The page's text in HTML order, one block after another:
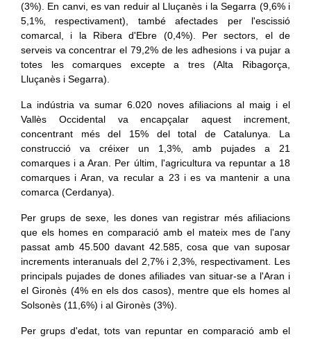
(3%). En canvi, es van reduir al Lluçanès i la Segarra (9,6% i
5,1%, respectivament), també afectades per l'escissió
comarcal, i la Ribera d'Ebre (0,4%). Per sectors, el de
serveis va concentrar el 79,2% de les adhesions i va pujar a
totes les comarques excepte a tres (Alta Ribagorça,
Lluçanès i Segarra).
La indústria va sumar 6.020 noves afiliacions al maig i el
Vallès Occidental va encapçalar aquest increment,
concentrant més del 15% del total de Catalunya. La
construcció va créixer un 1,3%, amb pujades a 21
comarques i a Aran. Per últim, l'agricultura va repuntar a 18
comarques i Aran, va recular a 23 i es va mantenir a una
comarca (Cerdanya).
Per grups de sexe, les dones van registrar més afiliacions
que els homes en comparació amb el mateix mes de l'any
passat amb 45.500 davant 42.585, cosa que van suposar
increments interanuals del 2,7% i 2,3%, respectivament. Les
principals pujades de dones afiliades van situar-se a l'Aran i
el Gironès (4% en els dos casos), mentre que els homes al
Solsonès (11,6%) i al Gironès (3%).
Per grups d'edat, tots van repuntar en comparació amb el